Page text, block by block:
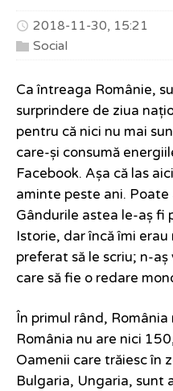
2018-11-30, 15:21
Social
Ca întreaga Românie,
surprindere de ziua
pentru că nici nu mai
care-și consumă
Facebook. Așa că las
aminte peste ani. Poate
Gândurile astea le-aș fi
Istorie, dar încă îmi
preferat să le scriu; n-
care să fie o redare
În primul rând,
România nu are nici
Oamenii care trăiesc în
Bulgaria, Ungaria, sunt